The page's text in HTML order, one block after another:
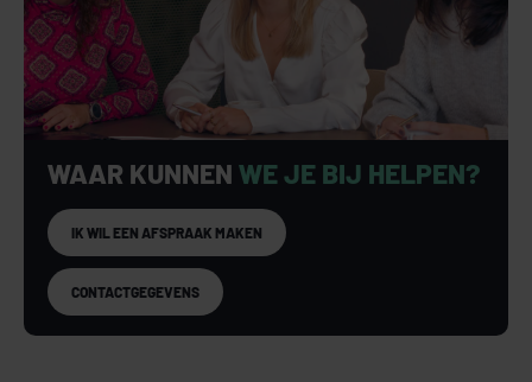
WAAR KUNNEN WE JE BIJ HELPEN?
IK WIL EEN AFSPRAAK MAKEN
CONTACTGEGEVENS